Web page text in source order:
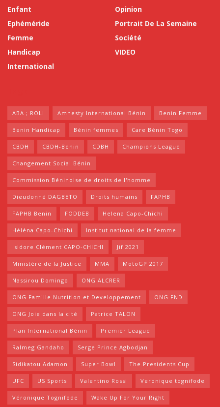
Enfant
Ephéméride
Femme
Handicap
International
Opinion
Portrait De La Semaine
Société
VIDEO
ABA ; ROLI Amnesty International Bénin Benin Femme
Benin Handicap Bénin femmes Care Bénin Togo
CBDH CBDH-Benin CDBH Champions League
Changement Social Bénin
Commission Béninoise de droits de l'homme
Dieudonné DAGBETO Droits humains FAPHB
FAPHB Benin FODDEB Helena Capo-Chichi
Héléna Capo-Chichi Institut national de la femme
Isidore Clément CAPO-CHICHI Jif 2021
Ministère de la Justice MMA MotoGP 2017
Nassirou Domingo ONG ALCRER
ONG Famille Nutrition et Developpement ONG FND
ONG Joie dans la cité Patrice TALON
Plan International Bénin Premier League
Ralmeg Gandaho Serge Prince Agbodjan
Sidikatou Adamon Super Bowl The Presidents Cup
UFC US Sports Valentino Rossi Veronique tognifode
Véronique Tognifode Wake Up For Your Right